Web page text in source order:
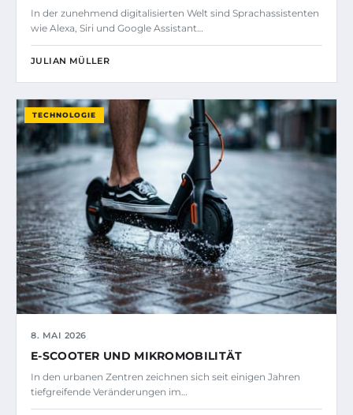
In der zunehmend digitalisierten Welt sind Sprachassistenten
wie Alexa, Siri und Google Assistant…
JULIAN MÜLLER
TECHNOLOGIE
8. MAI 2026
E-SCOOTER UND MIKROMOBILITÄT
In den urbanen Zentren zeichnen sich seit einigen Jahren
tiefgreifende Veränderungen im…